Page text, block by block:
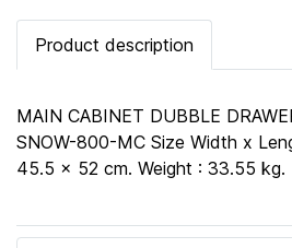
Product description
MAIN CABINET DUBBLE
SNOW-800-MC Size Width x
45.5 x 52 cm. Weight : 33.55 kg.